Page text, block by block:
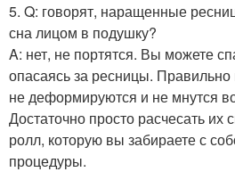
5. Q: говорят, наращенные
сна лицом в подушку?
A: нет, не портятся. Вы можете
опасаясь за ресницы.
не деформируются и не мнутся
Достаточно просто расчесать их
ролл, которую вы забираете с
процедуры.